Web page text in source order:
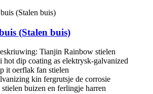
(Stalen buis)
Tianjin Rainbow stielen
hot dip coating as elektrysk-galvanized
it oerflak fan stielen
kin fergrutsje de corrosie
stielen buizen en ferlingje harren